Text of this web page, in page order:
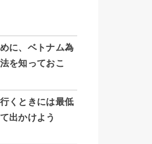
に、ベトナム為
を知っておこ
くときには最低
出かけよう